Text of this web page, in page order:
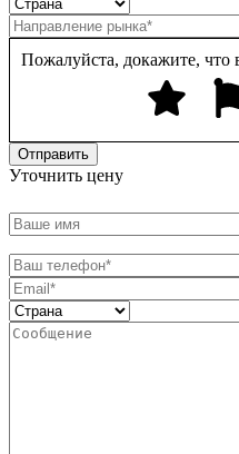
Пожалуйста, докажите, что
Уточнить цену